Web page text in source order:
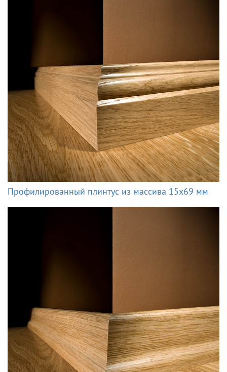
Профилированный плинтус из массива 15x69 мм